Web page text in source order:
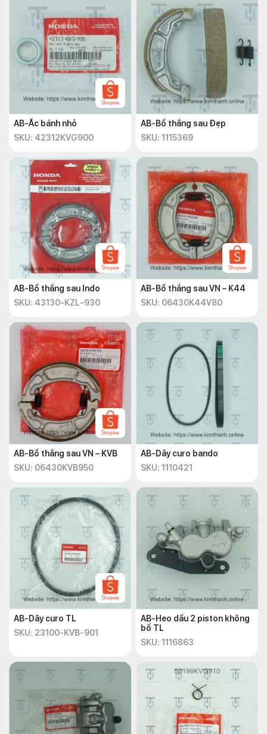
AB-Ắc bánh nhỏ
SKU: 42312KVG900
AB-Bố thắng sau Đẹp
SKU: 1115369
AB-Bố thắng sau Indo
SKU: 43130-KZL-930
AB-Bố thắng sau VN – K44
SKU: 06430K44V80
AB-Bố thắng sau VN – KVB
SKU: 06430KVB950
AB-Dây curo bando
SKU: 1110421
AB-Dây curo TL
SKU: 23100-KVB-901
AB-Heo dầu 2 piston không
bố TL
SKU: 1116863